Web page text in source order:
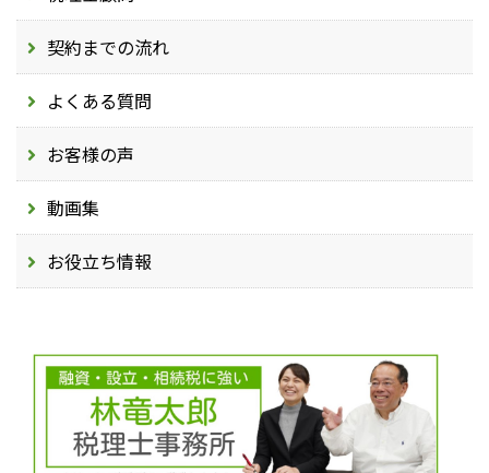
契約までの流れ
よくある質問
お客様の声
動画集
お役立ち情報